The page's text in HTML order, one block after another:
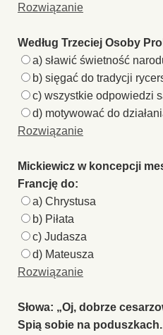
Rozwiązanie
Według Trzeciej Osoby
a) sławić świetność
b) sięgać do tradycji
c) wszystkie odpowiedzi
d) motywować do
Rozwiązanie
Mickiewicz w koncepcji
Francję do:
a) Chrystusa
b) Piłata
c) Judasza
d) Mateusza
Rozwiązanie
Słowa: „Oj, dobrze
Spią sobie na